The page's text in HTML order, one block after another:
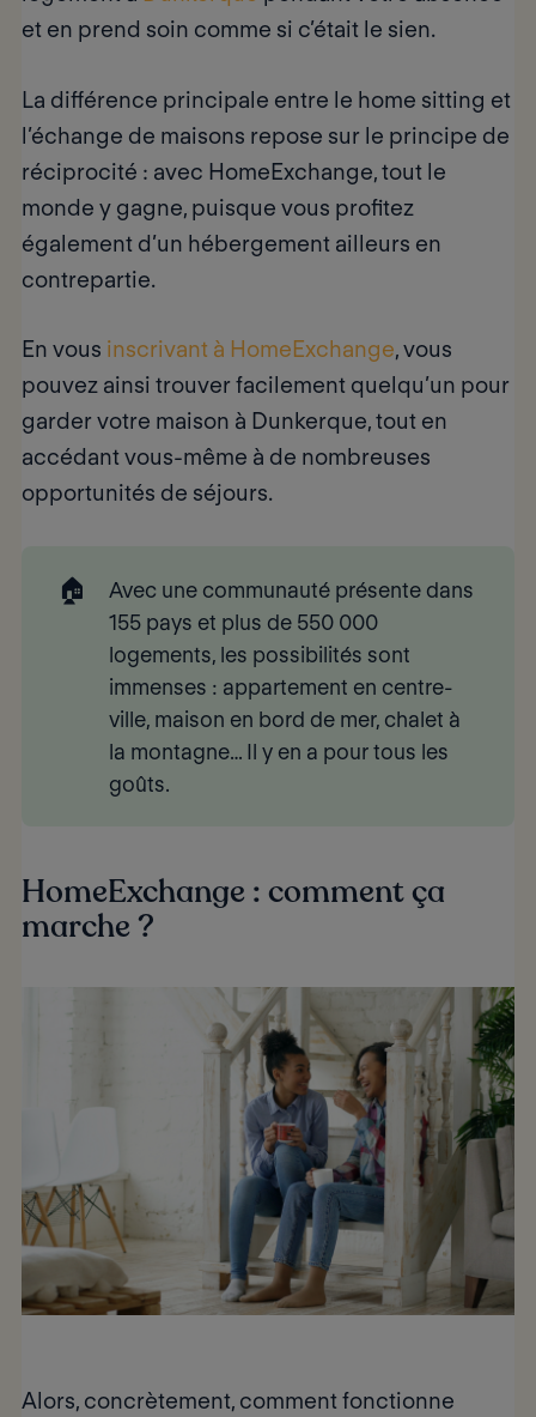
et en prend soin comme si c’était le sien.
La différence principale entre le home sitting et
l’échange de maisons repose sur le principe de
réciprocité : avec HomeExchange, tout le
monde y gagne, puisque vous profitez
également d’un hébergement ailleurs en
contrepartie.
En vous inscrivant à HomeExchange, vous
pouvez ainsi trouver facilement quelqu’un pour
garder votre maison à Dunkerque, tout en
accédant vous-même à de nombreuses
opportunités de séjours.
🏠
Avec une communauté présente dans
155 pays et plus de 550 000
logements, les possibilités sont
immenses : appartement en centre-
ville, maison en bord de mer, chalet à
la montagne… Il y en a pour tous les
goûts.
HomeExchange : comment ça
marche ?
Alors, concrètement, comment fonctionne